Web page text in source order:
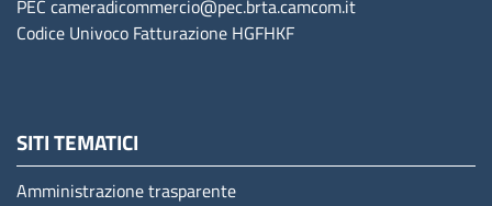
PEC cameradicommercio@pec.brta.camcom.it
Codice Univoco Fatturazione HGFHKF
SITI TEMATICI
Amministrazione trasparente